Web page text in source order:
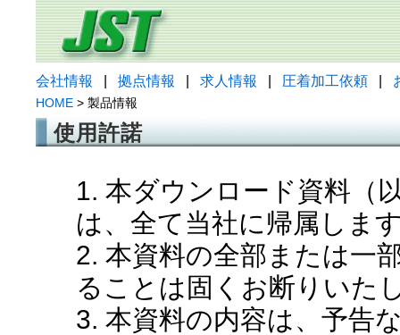
会社情報 拠点情報 求人情報 圧着加工依頼
HOME > 製品情報
使用許諾
1. 本ダウンロード資料（
は、全て当社に帰属しま
2. 本資料の全部または一
ることは固くお断りいた
3. 本資料の内容は、予告